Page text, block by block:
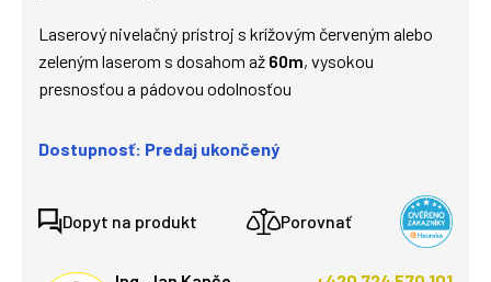
Laserový nivelačný prístroj s krížovým červeným alebo
zeleným laserom s dosahom až 60m, vysokou
presnosťou a pádovou odolnosťou
Dostupnosť: Predaj ukončený
Dopyt na produkt Porovnať